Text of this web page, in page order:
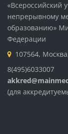
«Всероссийский
непрерывному
образованию»
Федерации
107564,
8(495)6033007
(для